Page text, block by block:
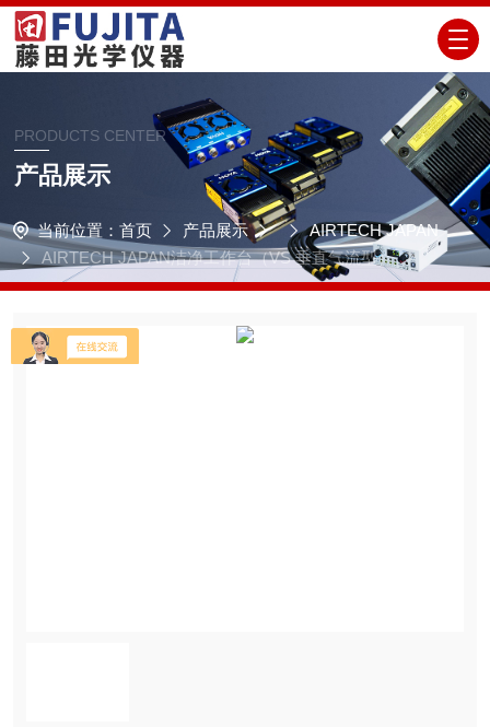
PRODUCTS CENTER
产品展示
当前位置： 首页 产品展示
AIRTECH JAPAN
AIRTECH JAPAN洁净工作台（VS 垂直气流型）